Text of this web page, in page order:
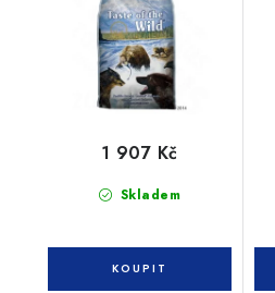
Skladem
1 907 Kč